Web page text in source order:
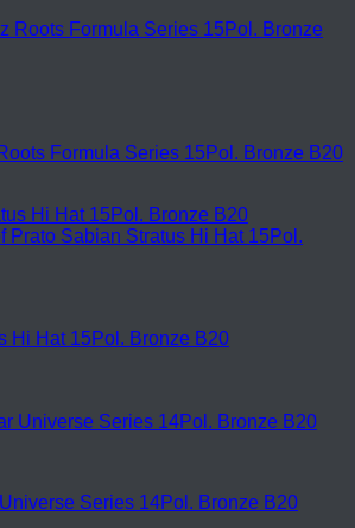
Formula Series 15Pol. Bronze B20
Hi Hat 15Pol. Bronze B20
Series 14Pol. Bronze B20